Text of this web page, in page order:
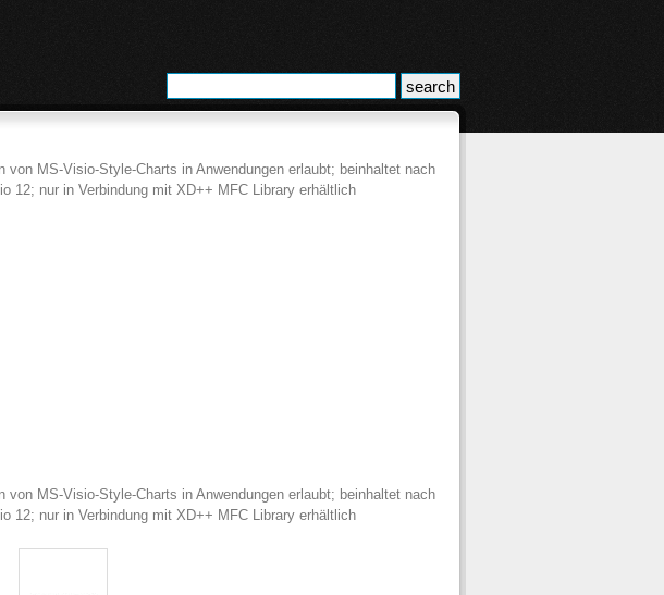
MS-Visio-Style-Charts in Anwendungen erlaubt; beinhaltet nach
12; nur in Verbindung mit XD++ MFC Library erhältlich
MS-Visio-Style-Charts in Anwendungen erlaubt; beinhaltet nach
12; nur in Verbindung mit XD++ MFC Library erhältlich